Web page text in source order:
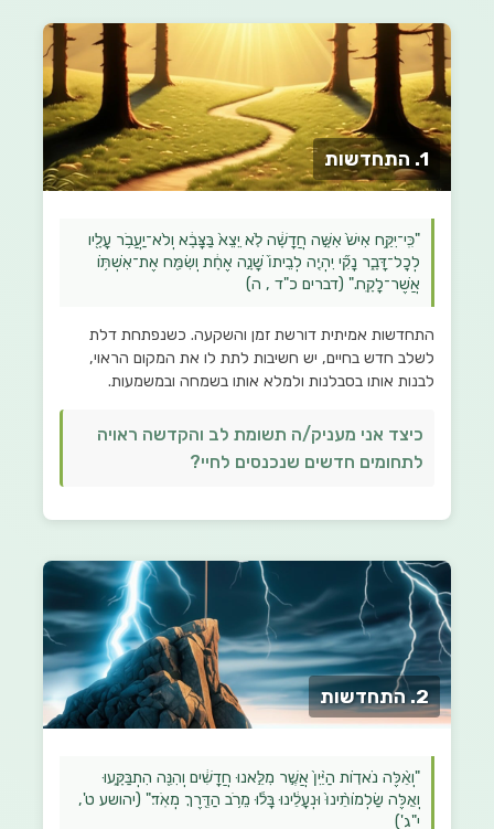
"כִּֽי־יִקַּ֥ח אִישׁ֙ אִשָּׁ֣ה חֲדָשָׁ֔ה לֹ֤א יֵצֵא֙ בַּצָּבָ֔א וְלֹא־יַעֲבֹ֥ר עָלָ֖יו
לְכׇל־דָּבָ֑ר נָקִ֞י יִהְיֶ֤ה לְבֵיתוֹ֙ שָׁנָ֣ה אֶחָ֔ת וְשִׂמַּ֖ח אֶת־אִשְׁתּ֥וֹ
אֲשֶׁר־לָקָֽח." (דברים כ"ד , ה)
התחדשות אמיתית דורשת זמן והשקעה. כשנפתחת דלת
לשלב חדש בחיים, יש חשיבות לתת לו את המקום הראוי,
לבנות אותו בסבלנות ולמלא אותו בשמחה ובמשמעות.
כיצד אני מעניק/ה תשומת לב והקדשה ראויה
לתחומים חדשים שנכנסים לחיי?
"וְאֵ֨לֶּה נֹאד֤וֹת הַיַּ֨יִן֙ אֲשֶׁ֣ר מִלֵּ֣אנוּ חֲדָשִׁ֔ים וְהִנֵּ֖ה הִתְבַּקָּ֑עוּ
וְאֵ֤לֶּה שַׂלְמוֹתֵ֨ינוּ֙ וּנְעָלֵ֔ינוּ בָּל֕וּ מֵרֹ֥ב הַדֶּ֖רֶךְ מְאֹֽד׃" (יהושע ט',